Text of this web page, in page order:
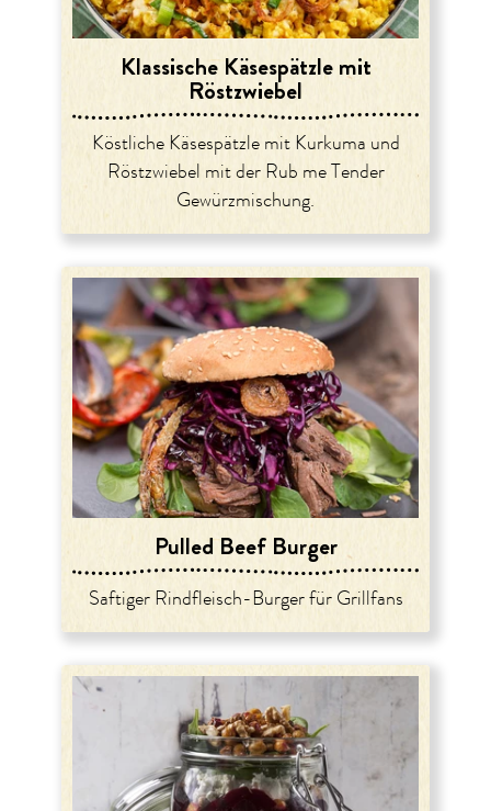
Klassische Käsespätzle mit
Röstzwiebel
Köstliche Käsespätzle mit Kurkuma und
Röstzwiebel mit der Rub me Tender
Gewürzmischung.
Pulled Beef Burger
Saftiger Rindfleisch-Burger für Grillfans